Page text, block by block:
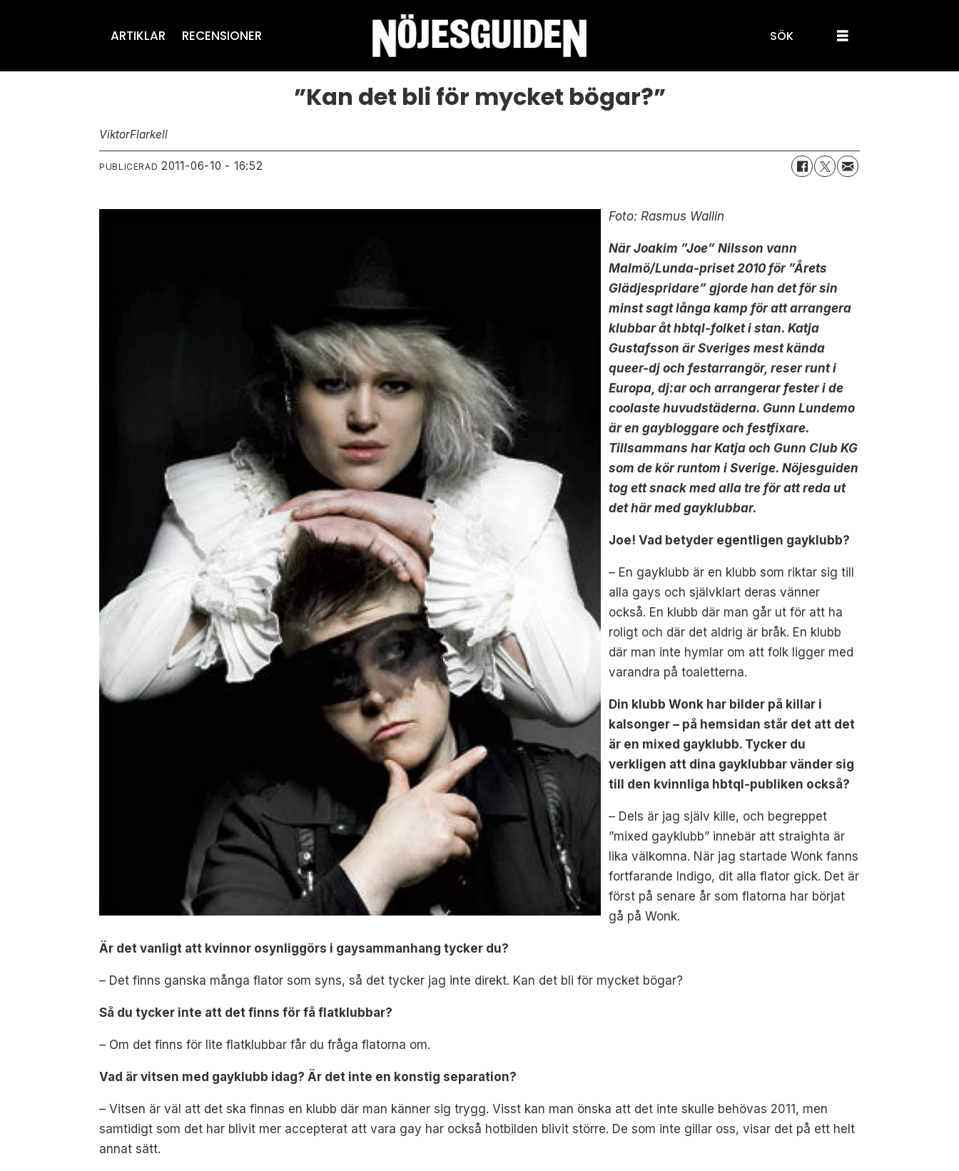
ARTIKLAR RECENSIONER SÖK
”Kan det bli för mycket bögar?”
ViktorFlarkell
PUBLICERAD 2011-06-10 - 16:52
Foto: Rasmus Wallin
När Joakim ”Joe” Nilsson vann
Malmö/Lunda-priset 2010 för ”Årets
Glädjespridare” gjorde han det för sin
minst sagt långa kamp för att arrangera
klubbar åt hbtql-folket i stan. Katja
Gustafsson är Sveriges mest kända
queer-dj och festarrangör, reser runt i
Europa, dj:ar och arrangerar fester i de
coolaste huvudstäderna. Gunn Lundemo
är en gaybloggare och festfixare.
Tillsammans har Katja och Gunn Club KG
som de kör runtom i Sverige. Nöjesguiden
tog ett snack med alla tre för att reda ut
det här med gayklubbar.
Joe! Vad betyder egentligen gayklubb?
– En gayklubb är en klubb som riktar sig till
alla gays och självklart deras vänner
också. En klubb där man går ut för att ha
roligt och där det aldrig är bråk. En klubb
där man inte hymlar om att folk ligger med
varandra på toaletterna.
Din klubb Wonk har bilder på killar i
kalsonger – på hemsidan står det att det
är en mixed gayklubb. Tycker du
verkligen att dina gayklubbar vänder sig
till den kvinnliga hbtql-publiken också?
– Dels är jag själv kille, och begreppet
”mixed gayklubb” innebär att straighta är
lika välkomna. När jag startade Wonk fanns
fortfarande Indigo, dit alla flator gick. Det är
först på senare år som flatorna har börjat
gå på Wonk.
Är det vanligt att kvinnor osynliggörs i gaysammanhang tycker du?
– Det finns ganska många flator som syns, så det tycker jag inte direkt. Kan det bli för mycket bögar?
Så du tycker inte att det finns för få flatklubbar?
– Om det finns för lite flatklubbar får du fråga flatorna om.
Vad är vitsen med gayklubb idag? Är det inte en konstig separation?
– Vitsen är väl att det ska finnas en klubb där man känner sig trygg. Visst kan man önska att det inte skulle behövas 2011, men
samtidigt som det har blivit mer accepterat att vara gay har också hotbilden blivit större. De som inte gillar oss, visar det på ett helt
annat sätt.